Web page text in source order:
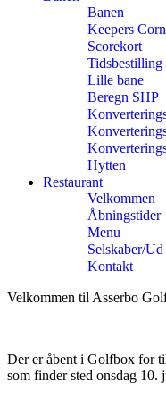
Banen
Keepers
Scorekort
Tidsbestilling
Lille bane
Beregn SHP
Hytten
Restaurant
Velkommen
Åbningstider
Menu
Selskaber/
Kontakt
Velkommen til Asserbo
Der er åbent i Golfbox for
som finder sted onsdag 10.